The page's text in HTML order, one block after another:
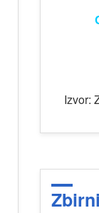
Izvor: